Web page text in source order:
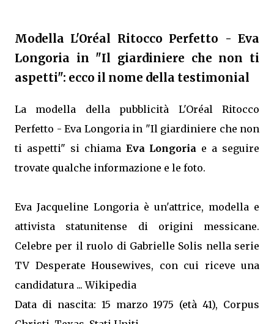
Modella L'Oréal Ritocco Perfetto - Eva
Longoria in "Il giardiniere che non ti
aspetti": ecco il nome della testimonial
La modella della pubblicità L'Oréal Ritocco
Perfetto - Eva Longoria in "Il giardiniere che non
ti aspetti" si chiama Eva Longoria e a seguire
trovate qualche informazione e le foto.
Eva Jacqueline Longoria è un'attrice, modella e
attivista statunitense di origini messicane.
Celebre per il ruolo di Gabrielle Solis nella serie
TV Desperate Housewives, con cui riceve una
candidatura ... Wikipedia
Data di nascita: 15 marzo 1975 (età 41), Corpus